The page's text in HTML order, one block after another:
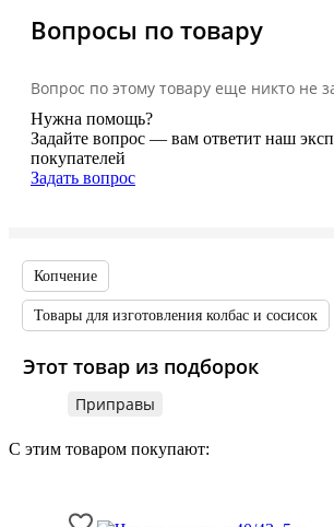
Вопросы по товару
Вопрос по этому товару еще никто не
Нужна помощь?
Задайте вопрос — вам ответит наш
покупателей
Задать вопрос
Копчение
Товары для изготовления колбас и сосисок
Этот товар из подборок
Приправы
С этим товаром покупают: